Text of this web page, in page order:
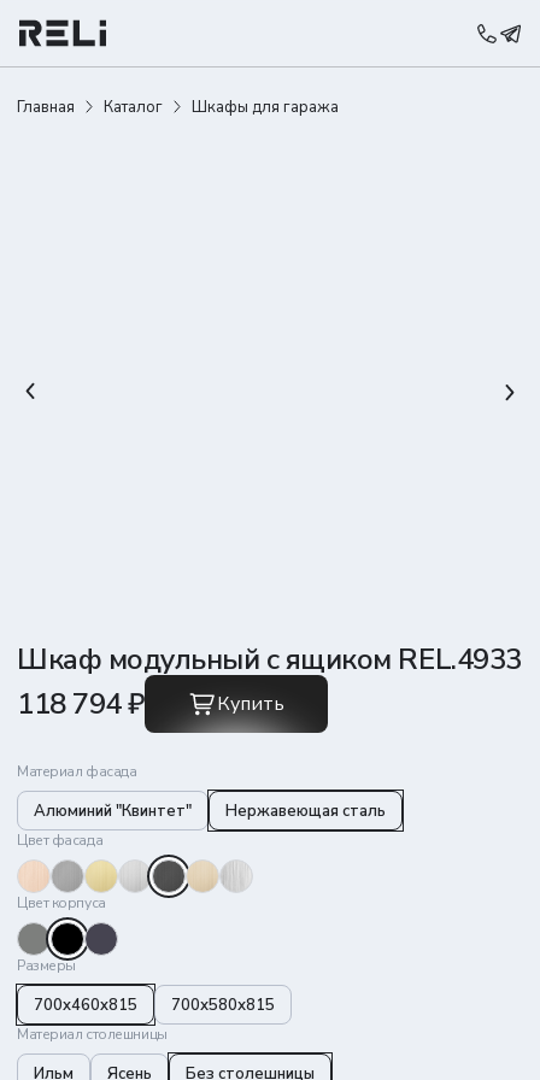
Главная Каталог Шкафы для гаража
Шкаф модульный с ящиком REL.4933
118 794 ₽
Купить
Материал фасада
Алюминий "Квинтет" Нержавеющая сталь
Цвет фасада
Цвет корпуса
Размеры
700x460x815 700х580х815
Материал столешницы
Ильм Ясень Без столешницы